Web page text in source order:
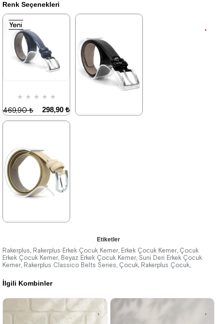
Renk Seçenekleri
★ ★ ★ ★ ★
298,90 ₺
469,90 ₺
%36İndirim
Yeni
Ürün
Yeni
Ürün
298,90 ₺
469,90 ₺
Yeni
Ürün
İlgili Kombinler
Etiketler
Rakerplus, Rakerplus Erkek Çocuk Kemer, Erkek Çocuk Kemer, Çocuk
Erkek Çocuk Kemer, Beyaz Erkek Çocuk Kemer, Suni Deri Erkek Çocuk
Kemer, Rakerplus Classico Belts Series, Çocuk, Rakerplus Çocuk,